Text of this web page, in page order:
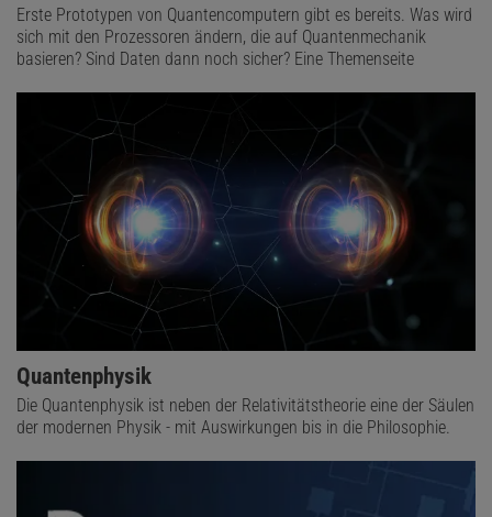
Erste Prototypen von Quantencomputern gibt es bereits. Was wird
sich mit den Prozessoren ändern, die auf Quantenmechanik
basieren? Sind Daten dann noch sicher? Eine Themenseite
Quantenphysik
Die Quantenphysik ist neben der Relativitätstheorie eine der Säulen
der modernen Physik - mit Auswirkungen bis in die Philosophie.